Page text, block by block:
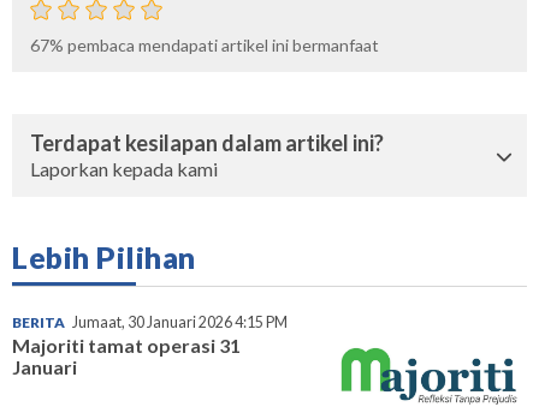
67% pembaca mendapati artikel ini bermanfaat
Terdapat kesilapan dalam artikel ini?
Laporkan kepada kami
Lebih Pilihan
BERITA Jumaat, 30 Januari 2026 4:15 PM
Majoriti tamat operasi 31
Januari